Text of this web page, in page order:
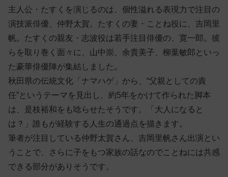
主人公・たすくを演じるのは、個性溢れる表現力で注目の
演技派俳優、仲野太賀。たすくの妻・ことね役に、吉岡里
帆。たすくの親友・志波役は若手注目俳優の、寛一郎。彼
らを取り巻く面々に、山中崇、余貴美子、柳葉敏郎といっ
た豪華俳優陣が集結しました。
秋田県の伝統文化「ナマハゲ」から、“父親としての責
任”というテーマを見出し、約5年をかけて作られた脚本
は、是枝裕和をも唸らせたそうです。「大人になると
は？」誰もが経験する人生の通過点を描きます。
筆者が注目している仲野太賀さん、吉岡里帆さん出演とい
うことで、さらに子をもつ家族の話なのでことねには共感
できる部分がありそうです。